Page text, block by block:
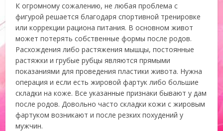
К огромному сожалению, не любая проблема с
фигурой решается благодаря спортивной тренировке
или коррекции рациона питания. В основном живот
может потерять собственные формы после родов.
Расхождения либо растяжения мышцы, постоянные
растяжки и грубые рубцы являются прямыми
показаниями для проведения пластики живота. Нужна
операция и если есть жировой фартук либо большие
складки на коже. Все указанные признаки бывают у дам
после родов. Довольно часто складки кожи с жировым
фартуком возникают и после резких похудений у
мужчин.